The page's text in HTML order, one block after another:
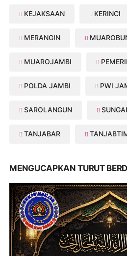
KEJAKSAAN KERINCI
MERANGIN
MUAROJAMBI
POLDA JAMBI PWI
SAROLANGUN
TANJABAR
MENGUCAPKAN TURUT